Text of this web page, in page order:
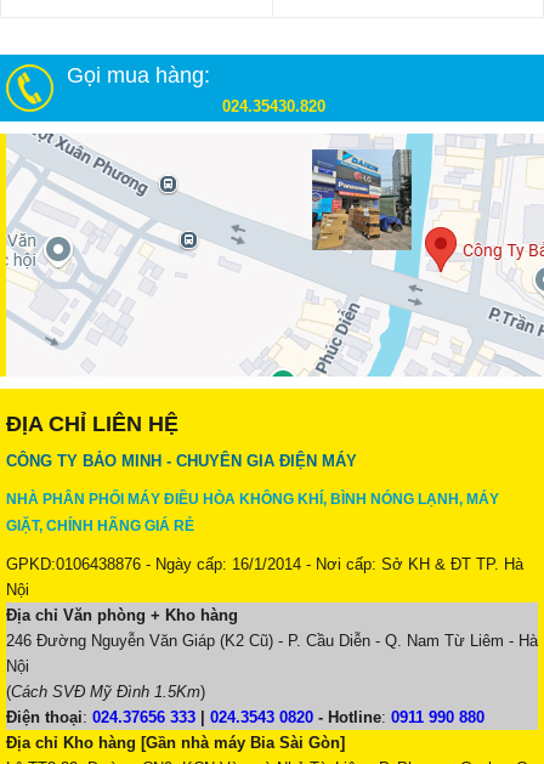
Gọi mua hàng:
024.35430.820
ĐỊA CHỈ LIÊN HỆ
CÔNG TY BẢO MINH - CHUYÊN GIA ĐIỆN MÁY
NHÀ PHÂN PHỐI MÁY ĐIỀU HÒA KHÔNG KHÍ, BÌNH NÓNG LẠNH, MÁY
GIẶT, CHÍNH HÃNG GIÁ RẺ
GPKD:0106438876 - Ngày cấp: 16/1/2014 - Nơi cấp: Sở KH & ĐT TP. Hà
Nội
Địa chỉ Văn phòng + Kho hàng
246 Đường Nguyễn Văn Giáp (K2 Cũ) - P. Cầu Diễn - Q. Nam Từ Liêm - Hà
Nội
(Cách SVĐ Mỹ Đình 1.5Km)
Điện thoại: 024.37656 333 024.3543 0820 - Hotline: 0911 990 880
Địa chỉ Kho hàng [Gần nhà máy Bia Sài Gòn]